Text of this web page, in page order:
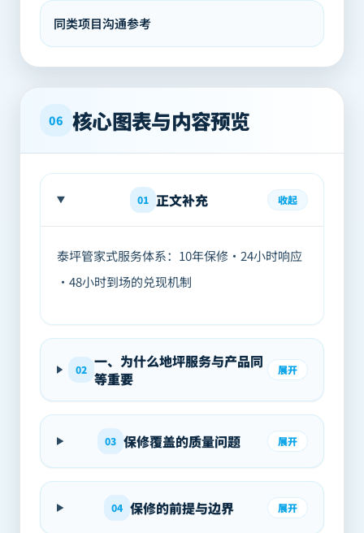
同类项目沟通参考
06 核心图表与内容预览
01 正文补充 收起
泰坪管家式服务体系：10年保修·24小时响应
·48小时到场的兑现机制
02 一、为什么地坪服务与产品同
等重要
展开
03 保修覆盖的质量问题 展开
04 保修的前提与边界 展开